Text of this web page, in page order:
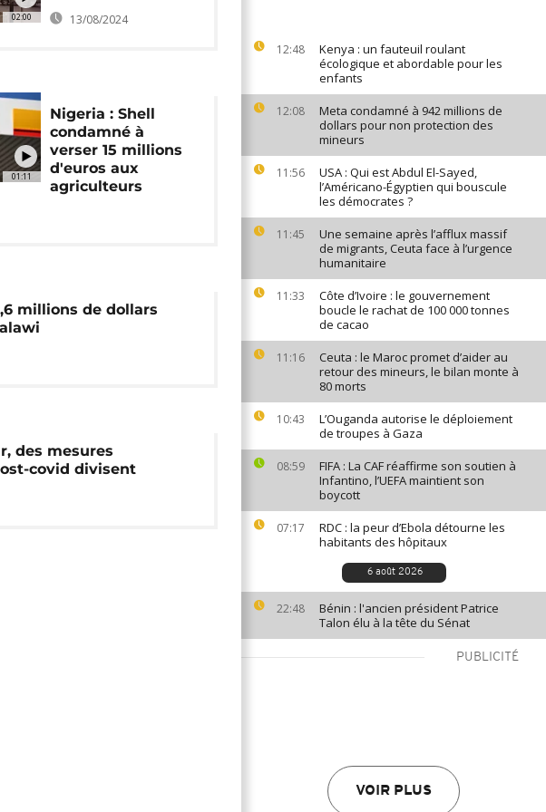
12:48
Kenya : un fauteuil roulant
écologique et abordable pour les
enfants
12:08
Meta condamné à 942 millions de
dollars pour non protection des
mineurs
11:56
USA : Qui est Abdul El-Sayed,
l’Américano-Égyptien qui bouscule
les démocrates ?
11:45
Une semaine après l’afflux massif
de migrants, Ceuta face à l’urgence
humanitaire
11:33
Côte d’Ivoire : le gouvernement
boucle le rachat de 100 000 tonnes
de cacao
11:16
Ceuta : le Maroc promet d’aider au
retour des mineurs, le bilan monte à
80 morts
10:43
L’Ouganda autorise le déploiement
de troupes à Gaza
08:59
FIFA : La CAF réaffirme son soutien à
Infantino, l’UEFA maintient son
boycott
07:17
RDC : la peur d’Ebola détourne les
habitants des hôpitaux
6 août 2026
22:48
Bénin : l'ancien président Patrice
Talon élu à la tête du Sénat
PUBLICITÉ
VOIR PLUS
02:00 13/08/2024
01:11
Nigeria : Shell
condamné à
verser 15 millions
d'euros aux
agriculteurs
millions de dollars
des mesures
covid divisent